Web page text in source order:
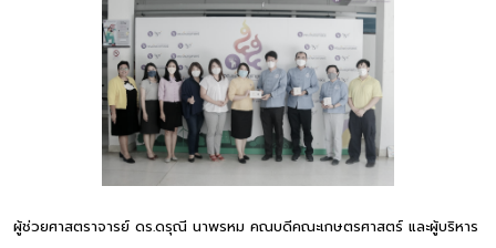
ผู้ช่วยศาสตราจารย์ ดร.ดรุณี นาพรหม คณบดีคณะเกษตรศาสตร์ และผู้บริหาร